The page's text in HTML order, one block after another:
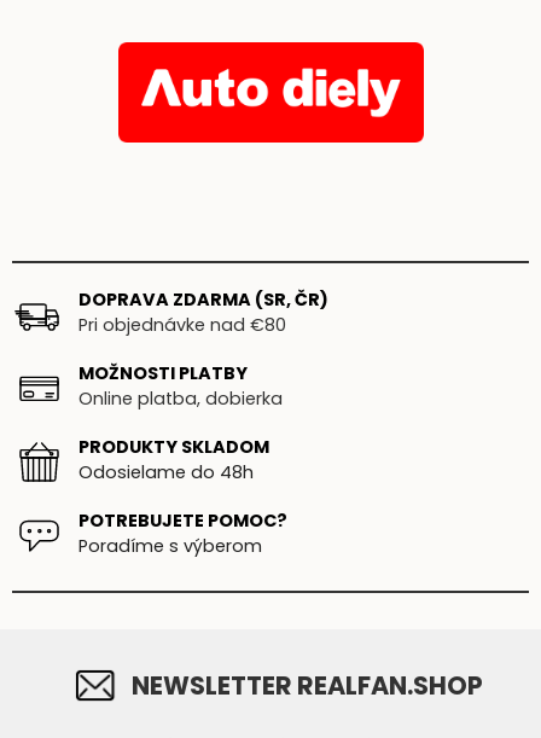
DOPRAVA ZDARMA (SR, ČR)
Pri objednávke nad €80
MOŽNOSTI PLATBY
Online platba, dobierka
PRODUKTY SKLADOM
Odosielame do 48h
POTREBUJETE POMOC?
Poradíme s výberom
NEWSLETTER REALFAN.SHOP